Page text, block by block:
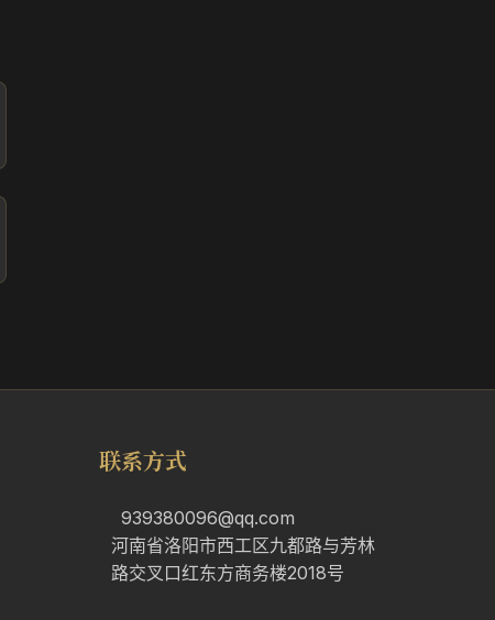
联系方式
939380096@qq.com
河南省洛阳市西工区九都路与芳林
路交叉口红东方商务楼2018号